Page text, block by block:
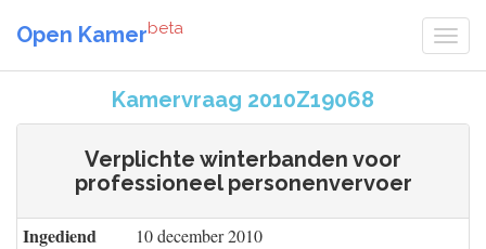
Open Kamerbeta
Kamervraag 2010Z19068
Verplichte winterbanden voor
professioneel personenvervoer
Ingediend 10 december 2010